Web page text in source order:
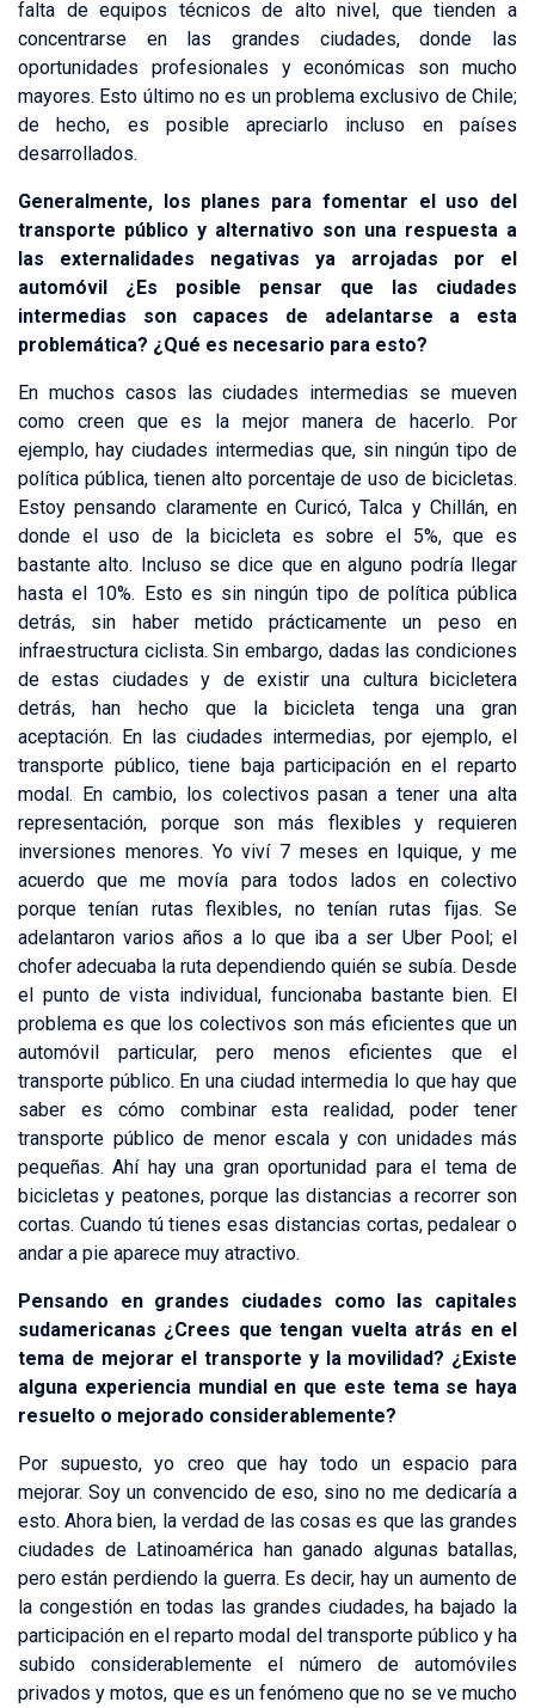
falta de equipos técnicos de alto nivel, que tienden a
concentrarse en las grandes ciudades, donde las
oportunidades profesionales y económicas son mucho
mayores. Esto último no es un problema exclusivo de Chile;
de hecho, es posible apreciarlo incluso en países
desarrollados.
Generalmente, los planes para fomentar el uso del
transporte público y alternativo son una respuesta a
las externalidades negativas ya arrojadas por el
automóvil ¿Es posible pensar que las ciudades
intermedias son capaces de adelantarse a esta
problemática? ¿Qué es necesario para esto?
En muchos casos las ciudades intermedias se mueven
como creen que es la mejor manera de hacerlo. Por
ejemplo, hay ciudades intermedias que, sin ningún tipo de
política pública, tienen alto porcentaje de uso de bicicletas.
Estoy pensando claramente en Curicó, Talca y Chillán, en
donde el uso de la bicicleta es sobre el 5%, que es
bastante alto. Incluso se dice que en alguno podría llegar
hasta el 10%. Esto es sin ningún tipo de política pública
detrás, sin haber metido prácticamente un peso en
infraestructura ciclista. Sin embargo, dadas las condiciones
de estas ciudades y de existir una cultura bicicletera
detrás, han hecho que la bicicleta tenga una gran
aceptación. En las ciudades intermedias, por ejemplo, el
transporte público, tiene baja participación en el reparto
modal. En cambio, los colectivos pasan a tener una alta
representación, porque son más flexibles y requieren
inversiones menores. Yo viví 7 meses en Iquique, y me
acuerdo que me movía para todos lados en colectivo
porque tenían rutas flexibles, no tenían rutas fijas. Se
adelantaron varios años a lo que iba a ser Uber Pool; el
chofer adecuaba la ruta dependiendo quién se subía. Desde
el punto de vista individual, funcionaba bastante bien. El
problema es que los colectivos son más eficientes que un
automóvil particular, pero menos eficientes que el
transporte público. En una ciudad intermedia lo que hay que
saber es cómo combinar esta realidad, poder tener
transporte público de menor escala y con unidades más
pequeñas. Ahí hay una gran oportunidad para el tema de
bicicletas y peatones, porque las distancias a recorrer son
cortas. Cuando tú tienes esas distancias cortas, pedalear o
andar a pie aparece muy atractivo.
Pensando en grandes ciudades como las capitales
sudamericanas ¿Crees que tengan vuelta atrás en el
tema de mejorar el transporte y la movilidad? ¿Existe
alguna experiencia mundial en que este tema se haya
resuelto o mejorado considerablemente?
Por supuesto, yo creo que hay todo un espacio para
mejorar. Soy un convencido de eso, sino no me dedicaría a
esto. Ahora bien, la verdad de las cosas es que las grandes
ciudades de Latinoamérica han ganado algunas batallas,
pero están perdiendo la guerra. Es decir, hay un aumento de
la congestión en todas las grandes ciudades, ha bajado la
participación en el reparto modal del transporte público y ha
subido considerablemente el número de automóviles
privados y motos, que es un fenómeno que no se ve mucho